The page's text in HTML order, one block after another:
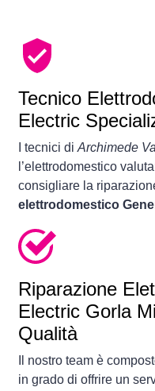
Tecnico
Electric
I tecnici di Archimede
l’elettrodomestico
consigliare la
elettrodomestico
Riparazione
Electric Gorla
Qualità
Il nostro team è
in grado di offrire un